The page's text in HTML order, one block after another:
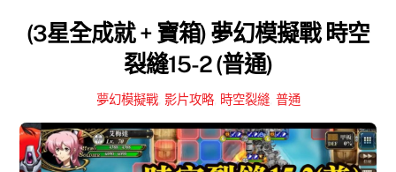
(3星全成就 + 寶箱) 夢幻模擬戰 時空
裂縫15-2 (普通)
夢幻模擬戰, 影片攻略, 時空裂縫, 普通